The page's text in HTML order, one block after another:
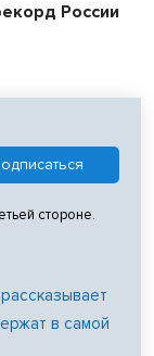
России
стороне.
в самой